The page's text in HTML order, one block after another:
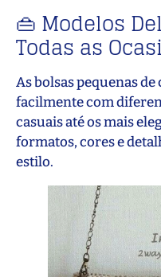
👜 Modelos
Todas as
As bolsas pequenas
facilmente com
casuais até os mais
formatos, cores e
estilo.